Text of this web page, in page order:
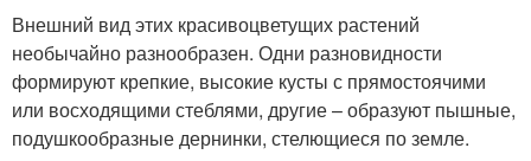
Внешний вид этих красивоцветущих растений
необычайно разнообразен. Одни разновидности
формируют крепкие, высокие кусты с прямостоячими
или восходящими стеблями, другие – образуют пышные,
подушкообразные дернинки, стелющиеся по земле.